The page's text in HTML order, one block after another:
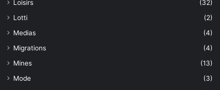
Loisirs
(32)
Lotti
(2)
Medias
(4)
Migrations
(4)
Mines
(13)
Mode
(3)